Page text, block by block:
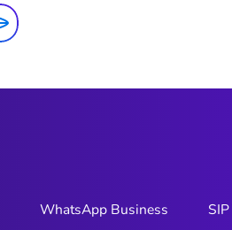
WhatsApp Business